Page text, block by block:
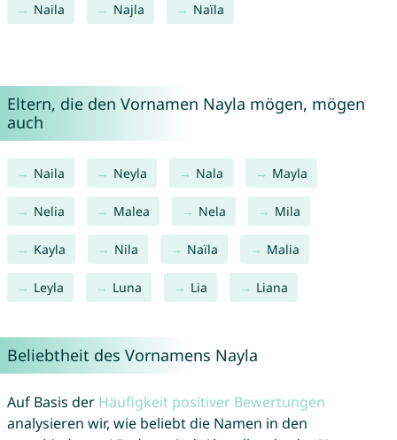
Naila Najla Naïla
Eltern, die den Vornamen Nayla mögen, mögen
auch
Naila Neyla Nala Mayla
Nelia Malea Nela Mila
Kayla Nila Naïla Malia
Leyla Luna Lia Liana
Beliebtheit des Vornamens Nayla
Auf Basis der Häufigkeit positiver Bewertungen
analysieren wir, wie beliebt die Namen in den